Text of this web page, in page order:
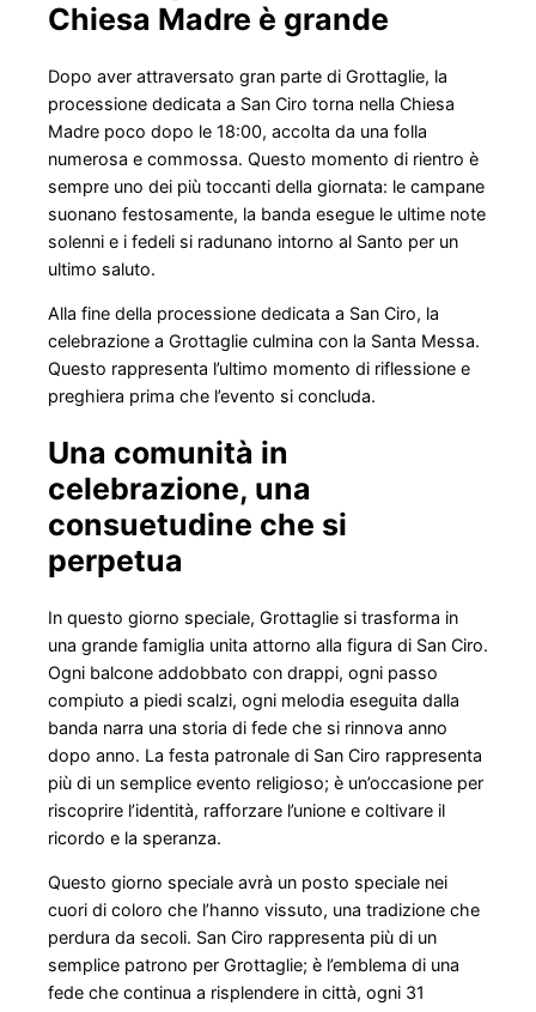
Chiesa Madre è grande
Dopo aver attraversato gran parte di Grottaglie, la
processione dedicata a San Ciro torna nella Chiesa
Madre poco dopo le 18:00, accolta da una folla
numerosa e commossa. Questo momento di rientro è
sempre uno dei più toccanti della giornata: le campane
suonano festosamente, la banda esegue le ultime note
solenni e i fedeli si radunano intorno al Santo per un
ultimo saluto.
Alla fine della processione dedicata a San Ciro, la
celebrazione a Grottaglie culmina con la Santa Messa.
Questo rappresenta l’ultimo momento di riflessione e
preghiera prima che l’evento si concluda.
Una comunità in
celebrazione, una
consuetudine che si
perpetua
In questo giorno speciale, Grottaglie si trasforma in
una grande famiglia unita attorno alla figura di San Ciro.
Ogni balcone addobbato con drappi, ogni passo
compiuto a piedi scalzi, ogni melodia eseguita dalla
banda narra una storia di fede che si rinnova anno
dopo anno. La festa patronale di San Ciro rappresenta
più di un semplice evento religioso; è un’occasione per
riscoprire l’identità, rafforzare l’unione e coltivare il
ricordo e la speranza.
Questo giorno speciale avrà un posto speciale nei
cuori di coloro che l’hanno vissuto, una tradizione che
perdura da secoli. San Ciro rappresenta più di un
semplice patrono per Grottaglie; è l’emblema di una
fede che continua a risplendere in città, ogni 31